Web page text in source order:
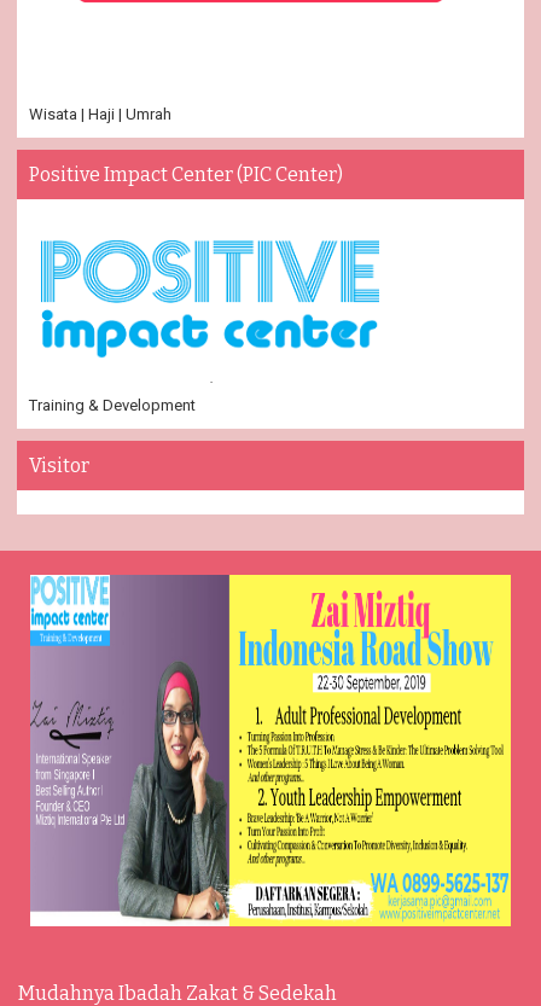
Wisata | Haji | Umrah
Positive Impact Center (PIC Center)
Training & Development
Visitor
Mudahnya Ibadah Zakat & Sedekah